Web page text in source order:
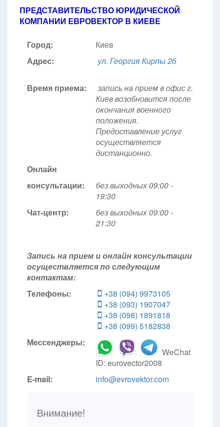
ПРЕДСТАВИТЕЛЬСТВО ЮРИДИЧЕСКОЙ
КОМПАНИИ ЕВРОВЕКТОР В КИЕВЕ
Город:
Киев
Адрес:
ул. Георгия Кирпы 2б
Время приема:
запись на прием в офис г.
Киев возобновится после
окончания военного
положения.
Предоставление услуг
осуществляется
дистанционно.
Онлайн
консультации:
без выходных 09:00 -
19:30
Чат-центр:
без выходных 09:00 -
21:30
Запись на прием и онлайн консультации
осуществляется по следующим
контактам:
Телефоны:
+38 (094) 9973105
+38 (093) 1907047
+38 (098) 1891818
+38 (099) 5182838
Мессенджеры:
WeChat
ID: eurovector2008
E-mail:
info@evrovektor.com
Внимание!